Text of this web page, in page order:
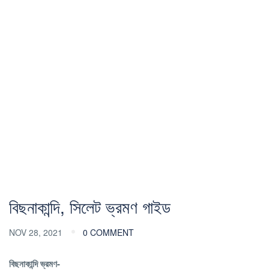
বিছনাকান্দি, সিলেট ভ্রমণ গাইড
NOV 28, 2021 0 COMMENT
বিছনাকান্দি ভ্রমণ-